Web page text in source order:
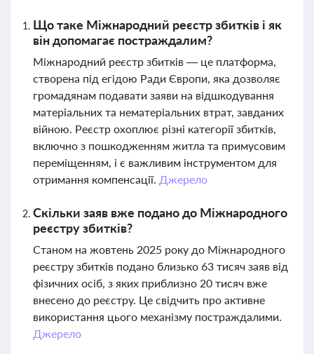
Що таке Міжнародний реєстр збитків і як
він допомагає постраждалим?
Міжнародний реєстр збитків — це платформа,
створена під егідою Ради Європи, яка дозволяє
громадянам подавати заяви на відшкодування
матеріальних та нематеріальних втрат, завданих
війною. Реєстр охоплює різні категорії збитків,
включно з пошкодженням житла та примусовим
переміщенням, і є важливим інструментом для
отримання компенсації. Джерело
Скільки заяв вже подано до Міжнародного
реєстру збитків?
Станом на жовтень 2025 року до Міжнародного
реєстру збитків подано близько 63 тисяч заяв від
фізичних осіб, з яких приблизно 20 тисяч вже
внесено до реєстру. Це свідчить про активне
використання цього механізму постраждалими.
Джерело